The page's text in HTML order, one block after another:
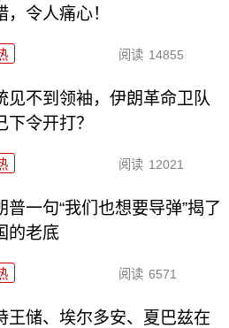
，令人痛心！
阅读 14855
见不到领袖，伊朗革命卫队
下令开打？
阅读 12021
普一句“我们也想要导弹”揭了
的老底
阅读 6571
王储、埃尔多安、夏巴兹在